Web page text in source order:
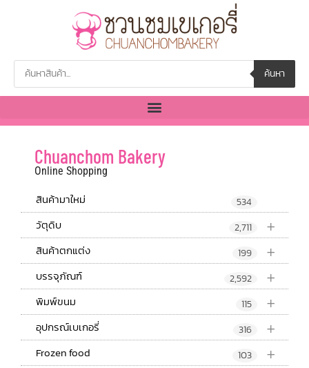
ค้นหา
Chuanchom Bakery
Online Shopping
สินค้ามาใหม่ 534
+
วัตุดิบ 2,711
+
สินค้าตกแต่ง 199
+
บรรจุภัณฑ์ 2,592
+
พิมพ์ขนม 115
+
อุปกรณ์เบเกอรี่ 316
+
Frozen food 103